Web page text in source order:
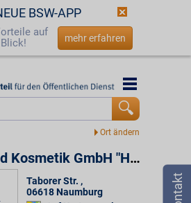
BSW-APP
auf
mehr erfahren
82
Friseur- und Kosmetik GmbH "Haarpflege"
Taborer Str. ,
06618 Naumburg